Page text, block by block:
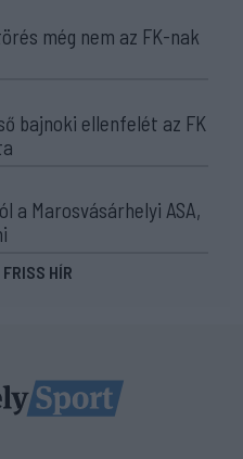
még nem az FK-nak
bajnoki ellenfelét az FK
a Marosvásárhelyi ASA,
HÍR